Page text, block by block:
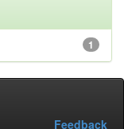
1
Feedback